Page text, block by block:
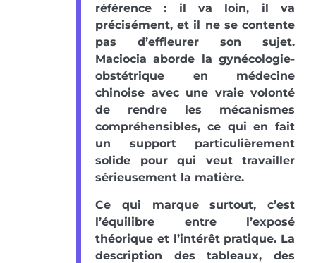
référence : il va loin, il va
précisément, et il ne se contente
pas d’effleurer son sujet.
Maciocia aborde la gynécologie-
obstétrique en médecine
chinoise avec une vraie volonté
de rendre les mécanismes
compréhensibles, ce qui en fait
un support particulièrement
solide pour qui veut travailler
sérieusement la matière.
Ce qui marque surtout, c’est
l’équilibre entre l’exposé
théorique et l’intérêt pratique. La
description des tableaux, des